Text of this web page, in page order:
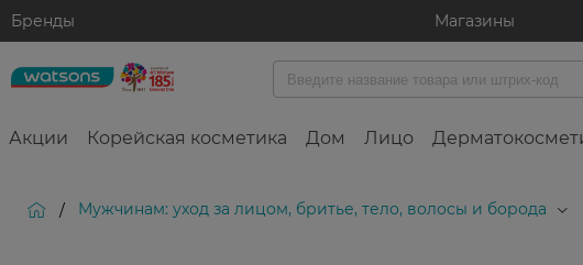
Бренды Магазины
Акции Корейская косметика Дом Лицо
/ Мужчинам: уход за лицом, бритье, тело, волосы и борода